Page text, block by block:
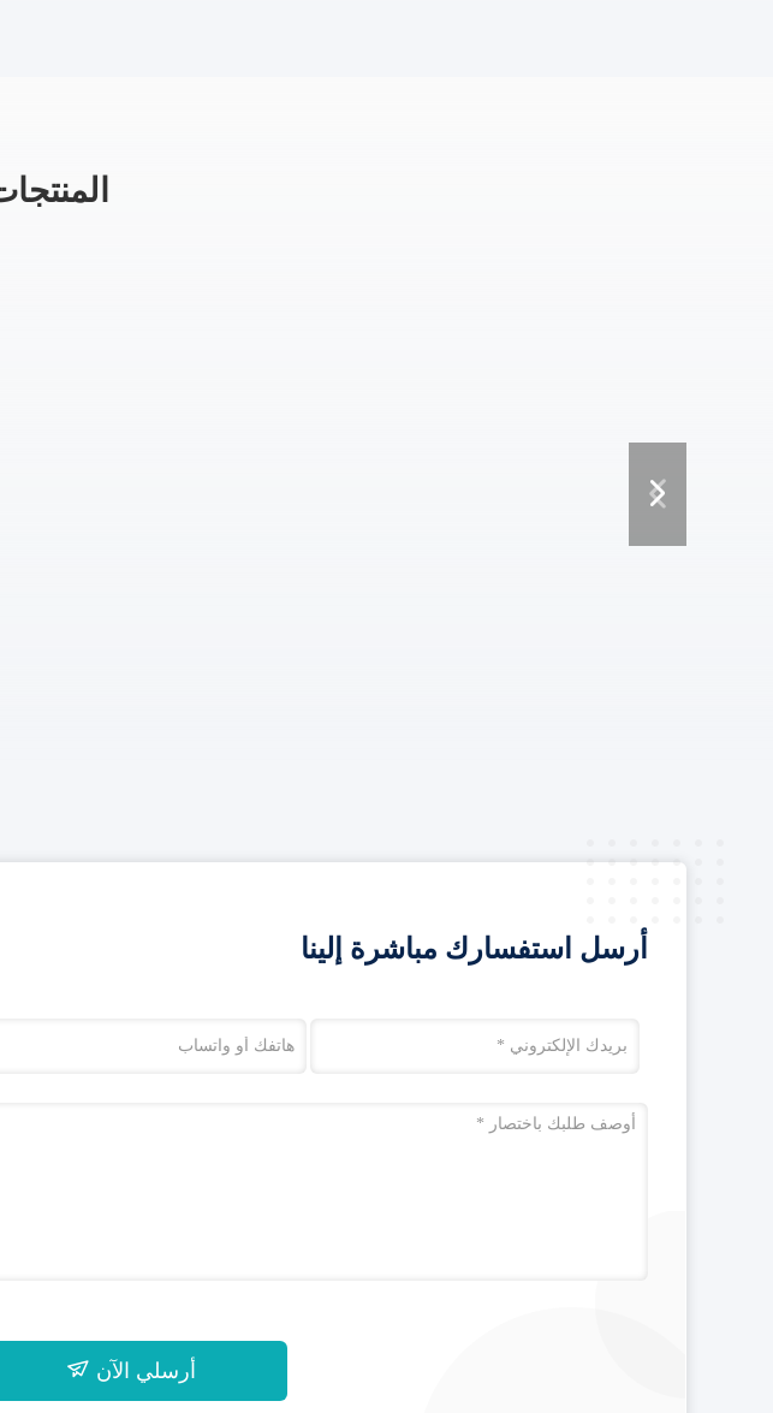
أرسل استفسارك مباشرة إلينا
أرسلي الآن